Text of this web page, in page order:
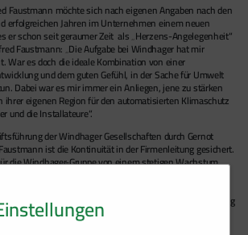
Faustmann möchte sich nach eigenen Angaben nach den
erfolgreichen Jahren im Unternehmen einem neuen
er schon seit geraumer Zeit als „Herzens-Angelegenheit“
Faustmann: „Die Aufgabe bei Windhager hat mir
War es doch die ideale Kombination von einer
und dem guten Gefühl, in der Sache für Umwelt
Dabei war es mir immer ein Anliegen, jene zu stärken
eigenen Region für den automatisierten Klimaschutz
und die Installateure“.
der Windhager Gesellschaften durch Gernot
ist die Kontinuität in der Firmenleitung gesichert.
die Windhager-Gruppe von einem stetigen Wachstum
Fachpartnern konnten wir mit unserer Kompetenz
knapp 100-jährige Erfahrung eindrucksvoll zur
Herrn Faustmann bei seinem neuen Projekt viel Erfolg
der Zusammenarbeit“, so Geschäftsführer Gernot